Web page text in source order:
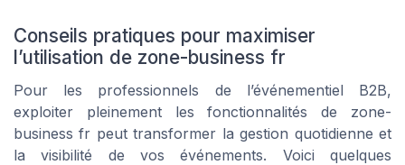
Conseils pratiques pour maximiser
l’utilisation de zone-business fr
Pour les professionnels de l’événementiel B2B,
exploiter pleinement les fonctionnalités de zone-
business fr peut transformer la gestion quotidienne et
la visibilité de vos événements. Voici quelques